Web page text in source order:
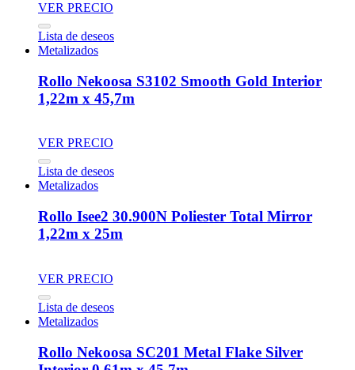
VER PRECIO
Lista de deseos
Metalizados
Rollo Nekoosa S3102 Smooth Gold Interior
1,22m x 45,7m
VER PRECIO
Lista de deseos
Metalizados
Rollo Isee2 30.900N Poliester Total Mirror
1,22m x 25m
VER PRECIO
Lista de deseos
Metalizados
Rollo Nekoosa SC201 Metal Flake Silver